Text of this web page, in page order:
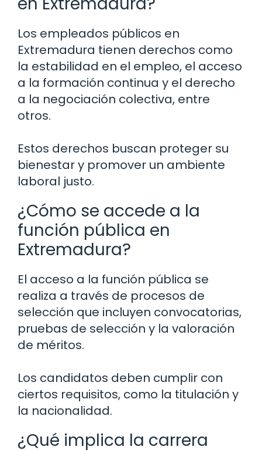
Los empleados públicos en
Extremadura tienen derechos como
la estabilidad en el empleo, el acceso
a la formación continua y el derecho
a la negociación colectiva, entre
otros.
Estos derechos buscan proteger su
bienestar y promover un ambiente
laboral justo.
¿Cómo se accede a la
función pública en
Extremadura?
El acceso a la función pública se
realiza a través de procesos de
selección que incluyen convocatorias,
pruebas de selección y la valoración
de méritos.
Los candidatos deben cumplir con
ciertos requisitos, como la titulación y
la nacionalidad.
¿Qué implica la carrera